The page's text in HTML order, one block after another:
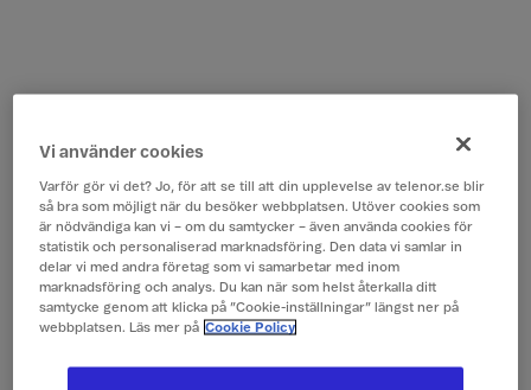
Vi använder cookies
Varför gör vi det? Jo, för att se till att din upplevelse av telenor.se blir
så bra som möjligt när du besöker webbplatsen. Utöver cookies som
är nödvändiga kan vi – om du samtycker – även använda cookies för
statistik och personaliserad marknadsföring. Den data vi samlar in
delar vi med andra företag som vi samarbetar med inom
marknadsföring och analys. Du kan när som helst återkalla ditt
samtycke genom att klicka på ”Cookie-inställningar” längst ner på
webbplatsen. Läs mer på Cookie Policy